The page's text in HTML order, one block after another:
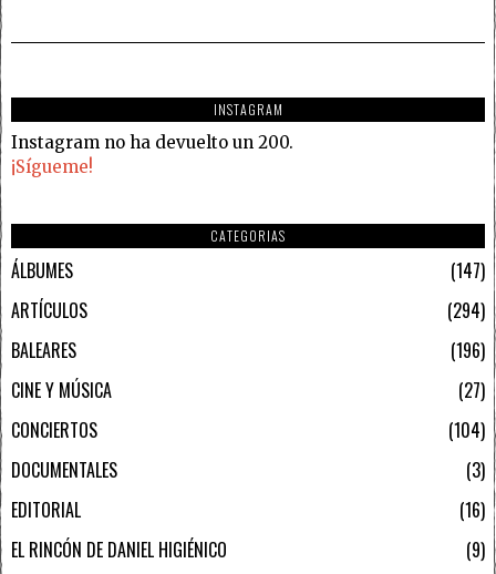
INSTAGRAM
Instagram no ha devuelto un 200.
¡Sígueme!
CATEGORIAS
ÁLBUMES
147
ARTÍCULOS
294
BALEARES
196
CINE Y MÚSICA
27
CONCIERTOS
104
DOCUMENTALES
3
EDITORIAL
16
EL RINCÓN DE DANIEL HIGIÉNICO
9